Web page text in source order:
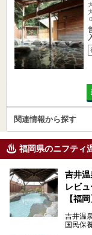
関連情報から探す
福岡県のニフティ
吉井
レビ
【福岡
吉井温
国民保